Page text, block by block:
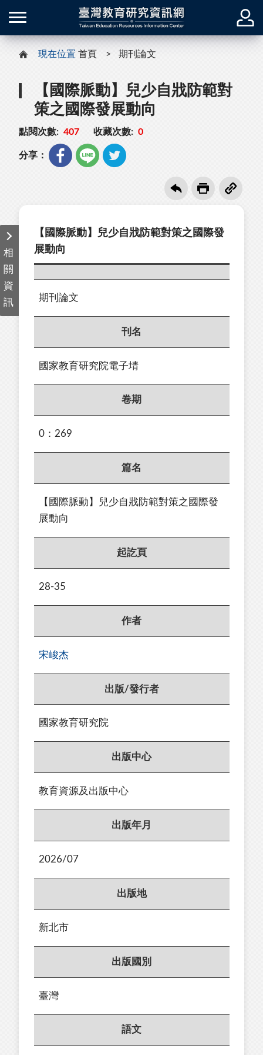
現在位置 首頁 期刊論文
【國際脈動】兒少自戕防範對
策之國際發展動向
點閱次數: 407 收藏次數: 0
分享：
相
關
資
訊
【國際脈動】兒少自戕防範對策之國際發
展動向
期刊論文
刊名
國家教育研究院電子埥
卷期
0：269
篇名
【國際脈動】兒少自戕防範對策之國際發
展動向
起訖頁
28-35
作者
宋峻杰
出版/發行者
國家教育研究院
出版中心
教育資源及出版中心
出版年月
2026/07
出版地
新北市
出版國別
臺灣
語文